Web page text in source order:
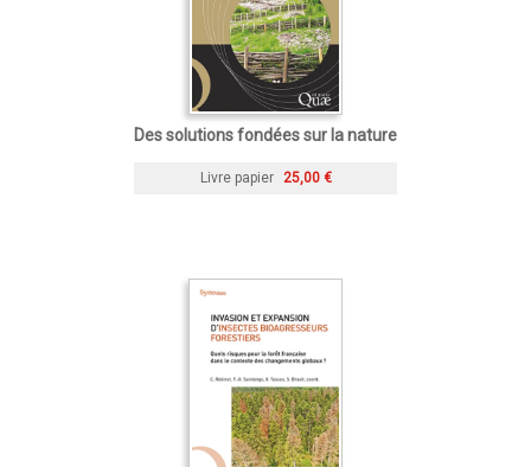
Des solutions fondées sur la nature
Livre papier 25,00 €